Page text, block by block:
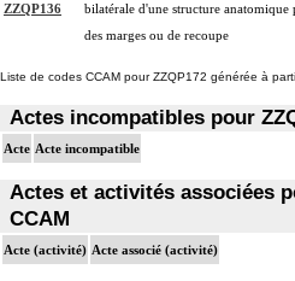
ZZQP136
bilatérale d'une structure anatomique
des marges ou de recoupe
Liste de codes CCAM pour ZZQP172 générée à
Actes incompatibles pour
Acte Acte incompatible
Actes et activités associées
CCAM
Acte (activité) Acte associé (activité)